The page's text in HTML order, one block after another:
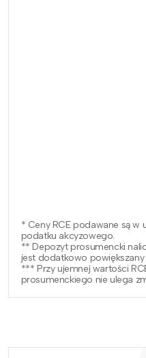
* Ceny RCE podawane są w
podatku akcyzowego.
** Depozyt prosumencki
jest dodatkowo powiększany
*** Przy ujemnej wartości
prosumenckiego nie ulega